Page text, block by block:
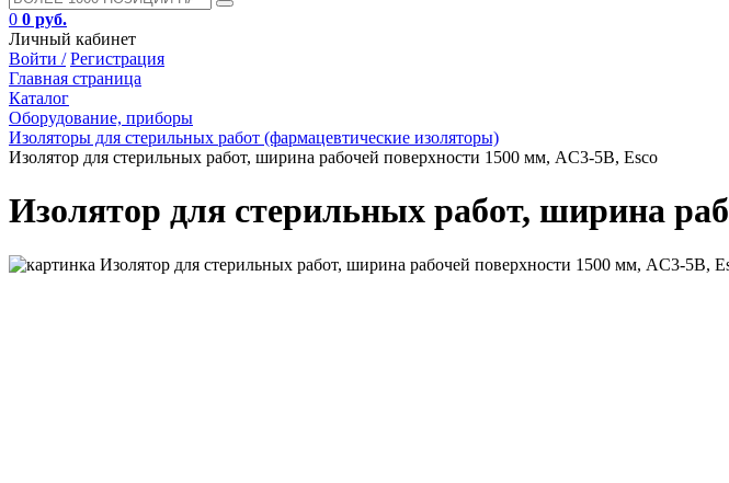
0 0 руб.
Личный кабинет
Войти / Регистрация
Главная страница
Каталог
Оборудование, приборы
Изоляторы для стерильных работ (фармацевтические изоляторы)
Изолятор для стерильных работ, ширина рабочей поверхности 1500 мм, AC3-5B, Esco
Изолятор для стерильных работ, ширина